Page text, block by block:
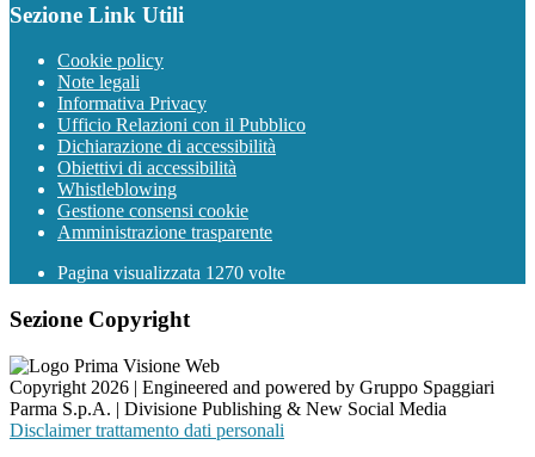
Sezione Link Utili
Cookie policy
Note legali
Informativa Privacy
Ufficio Relazioni con il Pubblico
Dichiarazione di accessibilità
Obiettivi di accessibilità
Whistleblowing
Gestione consensi cookie
Amministrazione trasparente
Pagina visualizzata 1270 volte
Sezione Copyright
Copyright 2026 | Engineered and powered by Gruppo Spaggiari
Parma S.p.A. | Divisione Publishing & New Social Media
Disclaimer trattamento dati personali